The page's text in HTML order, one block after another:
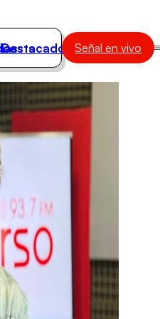
Destacados Señal en vivo